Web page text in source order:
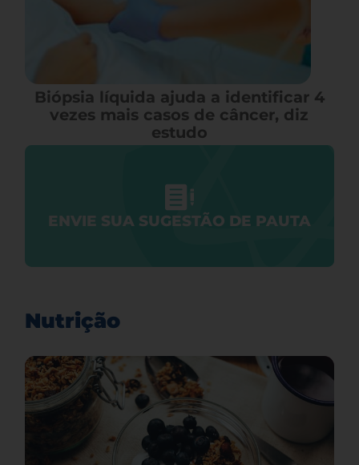
Biópsia líquida ajuda a identificar 4
vezes mais casos de câncer, diz
estudo
ENVIE SUA SUGESTÃO DE PAUTA
Nutrição